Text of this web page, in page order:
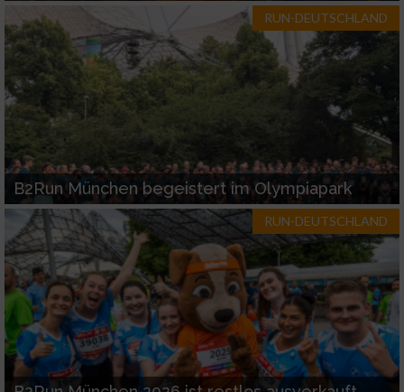
RUN-DEUTSCHLAND
B2Run München begeistert im Olympiapark
RUN-DEUTSCHLAND